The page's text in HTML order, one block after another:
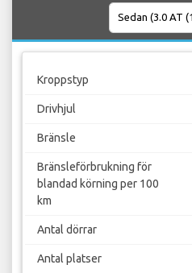
Kroppstyp
Drivhjul
Bränsle
Bränsleförbrukning för
blandad körning per 100
km
Antal dörrar
Antal platser